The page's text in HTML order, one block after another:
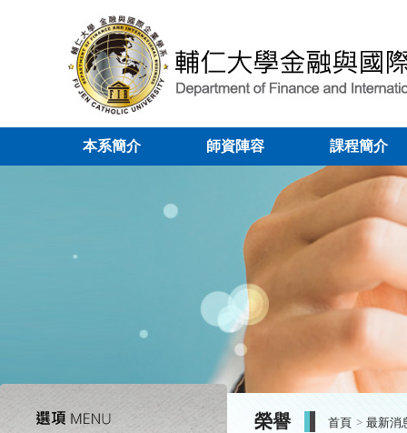
本系簡介 師資陣容 課程簡介
榮譽 首頁 最新消